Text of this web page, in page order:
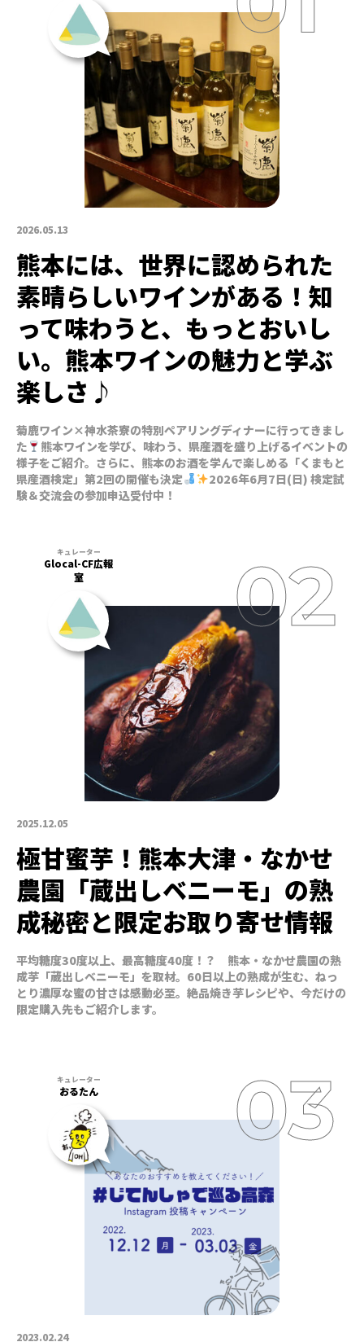
2026.05.13
熊本には、世界に認められた
素晴らしいワインがある！知
って味わうと、もっとおいし
い。熊本ワインの魅力と学ぶ
楽しさ♪
菊鹿ワイン×神水茶寮の特別ペアリングディナーに行ってきまし
た
熊本ワインを学び、味わう、県産酒を盛り上げるイベントの
様子をご紹介。さらに、熊本のお酒を学んで楽しめる「くまもと
県産酒検定」第2回の開催も決定
2026年6月7日(日) 検定試
験＆交流会の参加申込受付中！
2025.12.05
Glocal-CF広報
室
極甘蜜芋！熊本大津・なかせ
農園「蔵出しベニーモ」の熟
成秘密と限定お取り寄せ情報
平均糖度30度以上、最高糖度40度！？ 熊本・なかせ農園の熟
成芋「蔵出しベニーモ」を取材。60日以上の熟成が生む、ねっ
とり濃厚な蜜の甘さは感動必至。絶品焼き芋レシピや、今だけの
限定購入先もご紹介します。
2023.02.24
おるたん